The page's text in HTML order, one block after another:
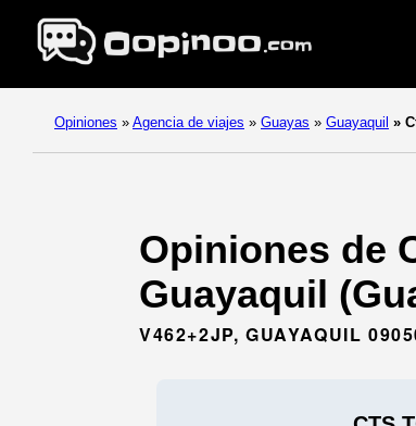
Opiniones » Agencia de viajes » Guayas » Guayaquil »
Opiniones de
Guayaquil
V462+2JP, GUAYAQUIL